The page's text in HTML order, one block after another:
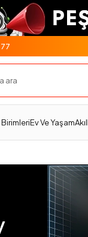
Ev Ve Yaşam